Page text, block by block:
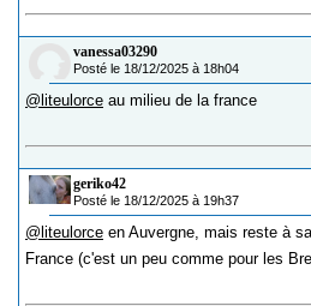
vanessa03290
Posté le 18/12/2025 à 18h04
@liteulorce au milieu de la france
geriko42
Posté le 18/12/2025 à 19h37
@liteulorce en Auvergne, mais reste à
France (c'est un peu comme pour les